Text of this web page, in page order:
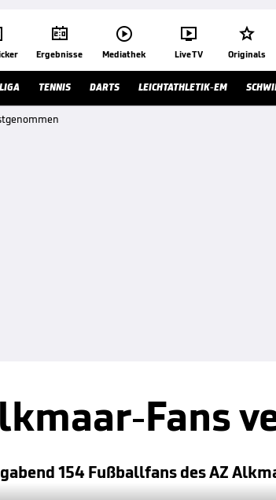

Ergebnisse

Mediathek

Live TV

Originals
TENNIS DARTS LEICHTATHLETIK-EM
Fans
154 Fußballfans des AZ